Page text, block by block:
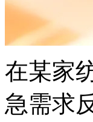
在某家
急需求